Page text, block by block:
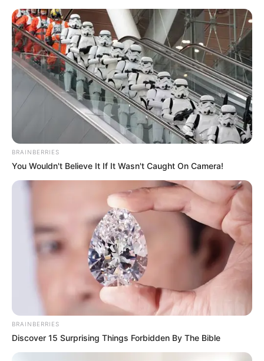
BRAINBERRIES
You Wouldn't Believe It If It Wasn't Caught On Camera!
BRAINBERRIES
Discover 15 Surprising Things Forbidden By The Bible